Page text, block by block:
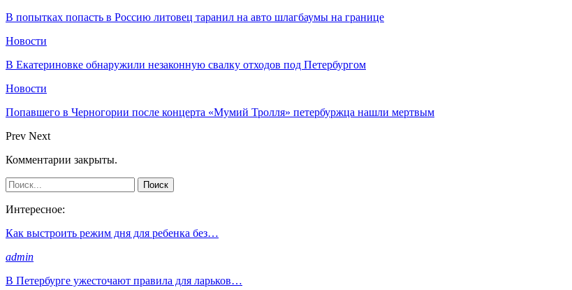
В попытках попасть в Россию литовец таранил на авто шлагбаумы на границе
Новости
В Екатериновке обнаружили незаконную свалку отходов под Петербургом
Новости
Попавшего в Черногории после концерта «Мумий Тролля» петербуржца нашли мертвым
Prev Next
Комментарии закрыты.
Интересное:
Как выстроить режим дня для ребенка без…
admin
В Петербурге ужесточают правила для ларьков…